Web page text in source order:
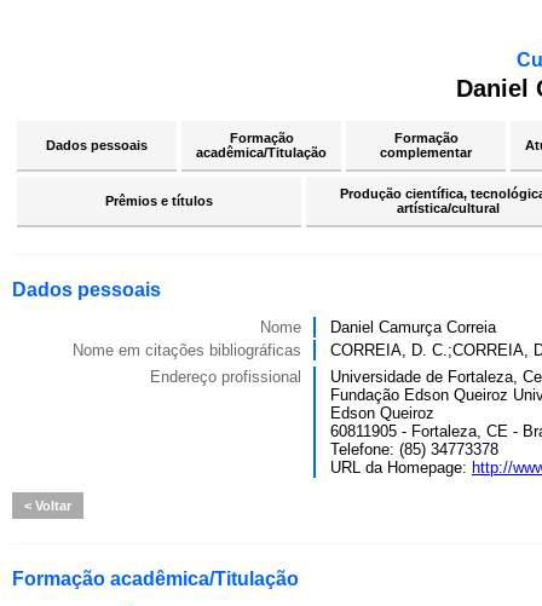
Daniel
Dados pessoais
Formação
acadêmica/Titulação
Formação
complementar
Prêmios e títulos
Produção científica,
artística/cultural
Dados pessoais
Nome
Daniel Camurça Correia
Nome em citações bibliográficas
CORREIA, D. C.;CORREIA,
Endereço profissional
Universidade de Fortaleza,
Fundação Edson Queiroz
Edson Queiroz
60811905 - Fortaleza, CE -
Telefone: (85) 34773378
URL da Homepage: http://
Voltar
Formação acadêmica/Titulação